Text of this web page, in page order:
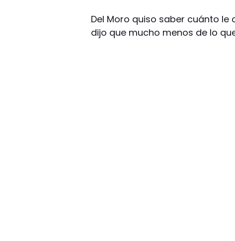
Del Moro quiso saber cuánto
dijo que mucho menos de lo